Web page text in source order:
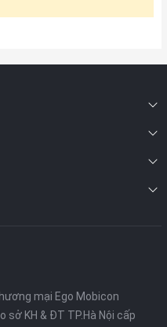
mại Ego Mobicon
sở KH & ĐT TP.Hà Nội cấp